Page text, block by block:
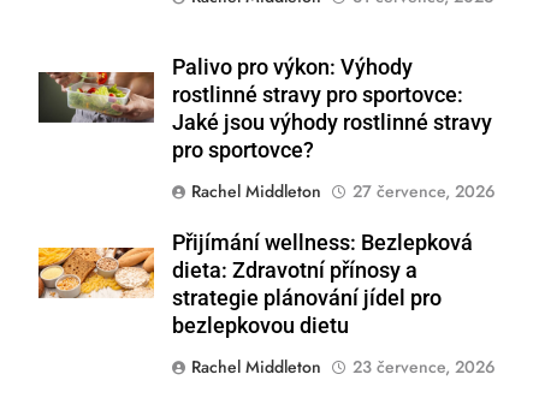
Shutterstock
Palivo pro výkon: Výhody
rostlinné stravy pro sportovce:
Jaké jsou výhody rostlinné stravy
pro sportovce?
Rachel Middleton
27 července, 2026
Shutterstock
Přijímání wellness: Bezlepková
dieta: Zdravotní přínosy a
strategie plánování jídel pro
bezlepkovou dietu
Rachel Middleton
23 července, 2026